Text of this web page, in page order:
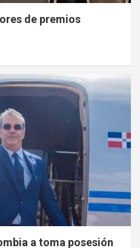
de premios
a toma posesión